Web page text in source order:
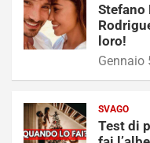
Stefano
loro!
Gennaio
SVAGO
Test di